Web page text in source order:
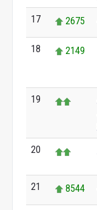
17 2675
18 2149
19
20
21 8544